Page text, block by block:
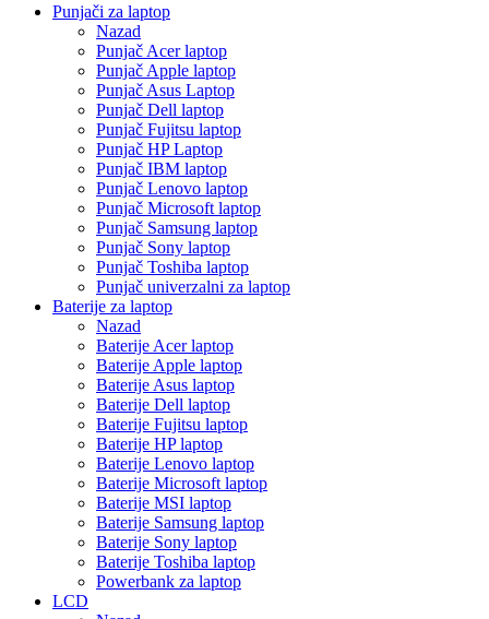
Punjači za laptop
Nazad
Punjač Acer laptop
Punjač Apple laptop
Punjač Asus Laptop
Punjač Dell laptop
Punjač Fujitsu laptop
Punjač HP Laptop
Punjač IBM laptop
Punjač Lenovo laptop
Punjač Microsoft laptop
Punjač Samsung laptop
Punjač Sony laptop
Punjač Toshiba laptop
Punjač univerzalni za laptop
Baterije za laptop
Nazad
Baterije Acer laptop
Baterije Apple laptop
Baterije Asus laptop
Baterije Dell laptop
Baterije Fujitsu laptop
Baterije HP laptop
Baterije Lenovo laptop
Baterije Microsoft laptop
Baterije MSI laptop
Baterije Samsung laptop
Baterije Sony laptop
Baterije Toshiba laptop
Powerbank za laptop
LCD